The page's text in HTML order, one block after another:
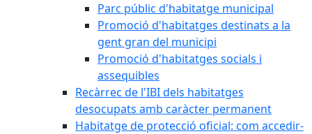
Parc públic d'habitatge municipal
Promoció d'habitatges destinats a la
gent gran del municipi
Promoció d'habitatges socials i
assequibles
Recàrrec de l'IBI dels habitatges
desocupats amb caràcter permanent
Habitatge de protecció oficial: com accedir-